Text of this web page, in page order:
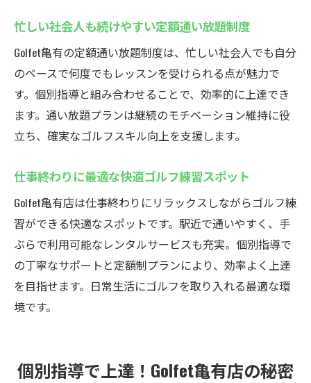
忙しい社会人も続けやすい定額通い放題制度
Golfet亀有の定額通い放題制度は、忙しい社会人でも自分
のペースで何度でもレッスンを受けられる点が魅力で
す。個別指導と組み合わせることで、効率的に上達でき
ます。通い放題プランは継続のモチベーション維持に役
立ち、確実なゴルフスキル向上を支援します。
仕事終わりに最適な快適ゴルフ練習スポット
Golfet亀有店は仕事終わりにリラックスしながらゴルフ練
習ができる快適なスポットです。駅近で通いやすく、手
ぶらで利用可能なレンタルサービスも充実。個別指導で
の丁寧なサポートと定額制プランにより、効率よく上達
を目指せます。日常生活にゴルフを取り入れる最適な環
境です。
個別指導で上達！Golfet亀有店の秘密